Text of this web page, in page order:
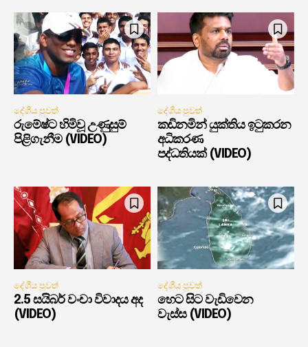
දේශීය පුවත්
රුමේෂ්ට හිමිවූ උණුසුම්
පිළිගැනීම (VIDEO)
දේශීය පුවත්
කඩිනමින් යුක්තිය ඉටුකරන
අධිකරණ
පද්ධතියක් (VIDEO)
දේශීය පුවත්
2.5 සයිබර් වංචා විවාදය අද
(VIDEO)
දේශීය පුවත්
හෙට සිට වැඩිවෙන
වැස්ස (VIDEO)